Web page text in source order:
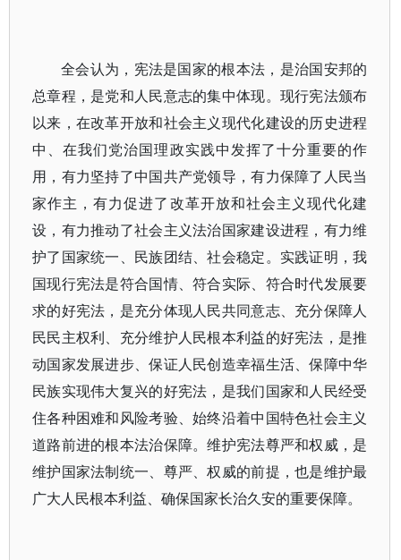
全会认为，宪法是国家的根本法，是治国安邦的
总章程，是党和人民意志的集中体现。现行宪法颁布
以来，在改革开放和社会主义现代化建设的历史进程
中、在我们党治国理政实践中发挥了十分重要的作
用，有力坚持了中国共产党领导，有力保障了人民当
家作主，有力促进了改革开放和社会主义现代化建
设，有力推动了社会主义法治国家建设进程，有力维
护了国家统一、民族团结、社会稳定。实践证明，我
国现行宪法是符合国情、符合实际、符合时代发展要
求的好宪法，是充分体现人民共同意志、充分保障人
民民主权利、充分维护人民根本利益的好宪法，是推
动国家发展进步、保证人民创造幸福生活、保障中华
民族实现伟大复兴的好宪法，是我们国家和人民经受
住各种困难和风险考验、始终沿着中国特色社会主义
道路前进的根本法治保障。维护宪法尊严和权威，是
维护国家法制统一、尊严、权威的前提，也是维护最
广大人民根本利益、确保国家长治久安的重要保障。